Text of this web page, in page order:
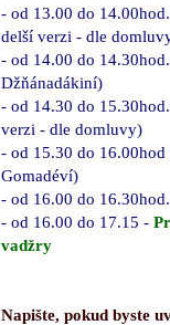
- od 13.00 do 14.00hod.
delší verzi - dle
- od 14.00 do
Džňánadákiní)
- od 14.30 do 15.30hod.
verzi - dle domluvy)
- od 15.30 do 16.00hod
Gomadéví)
- od 16.00 do
- od 16.00 do 17.15 -
vadžry
Napište, pokud byste